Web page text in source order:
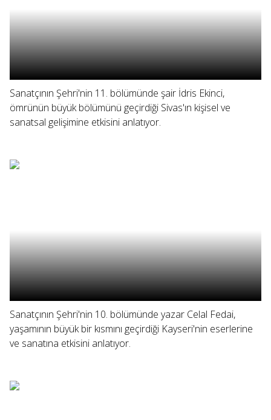
Sanatçının Şehri'nin 11. bölümünde şair İdris Ekinci,
ömrünün büyük bölümünü geçirdiği Sivas'ın kişisel ve
sanatsal gelişimine etkisini anlatıyor.
Sanatçının Şehri'nin 10. bölümünde yazar Celal Fedai,
yaşamının büyük bir kısmını geçirdiği Kayseri'nin eserlerine
ve sanatına etkisini anlatıyor.